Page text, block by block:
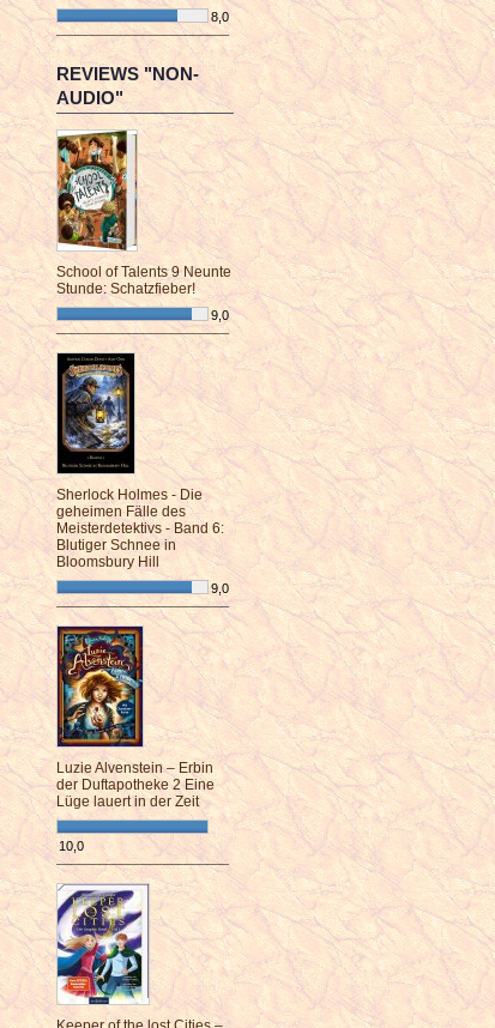
8,0
¯¯¯¯¯¯¯¯¯¯¯¯¯¯¯¯¯¯¯¯¯¯¯¯
REVIEWS "NON-
AUDIO"
School of Talents 9 Neunte
Stunde: Schatzfieber!
9,0
¯¯¯¯¯¯¯¯¯¯¯¯¯¯¯¯¯¯¯¯¯¯¯¯
Sherlock Holmes - Die
geheimen Fälle des
Meisterdetektivs - Band 6:
Blutiger Schnee in
Bloomsbury Hill
9,0
¯¯¯¯¯¯¯¯¯¯¯¯¯¯¯¯¯¯¯¯¯¯¯¯
Luzie Alvenstein – Erbin
der Duftapotheke 2 Eine
Lüge lauert in der Zeit
10,0
¯¯¯¯¯¯¯¯¯¯¯¯¯¯¯¯¯¯¯¯¯¯¯¯